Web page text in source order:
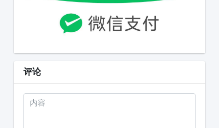
评论